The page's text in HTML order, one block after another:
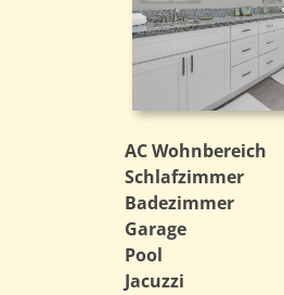
AC Wohnbereich
Schlafzimmer
Badezimmer
Garage
Pool
Jacuzzi